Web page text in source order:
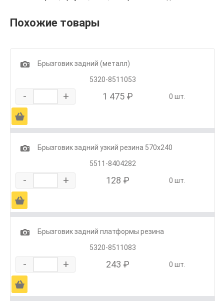
Похожие товары
1
Брызговик задний (металл)
5320-8511053
- + 1 475 ₽ 0 шт.
Ä
1
Брызговик задний узкий резина 570х240
5511-8404282
- + 128 ₽ 0 шт.
Ä
1
Брызговик задний платформы резина
5320-8511083
- + 243 ₽ 0 шт.
Ä